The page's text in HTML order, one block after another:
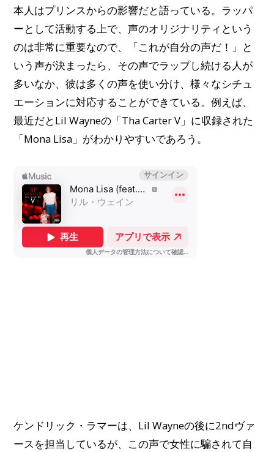
本人はプリンスからの影響だと語っている。ラッパ
ーとして活動する上で、声のオリジナリティという
のは非常に重要なので、「これが自分の声だ！」と
いう声が決まったら、その声でラップし続ける人が
多いなか、彼は多くの声を使い分け、様々なシチュ
エーションに対応することができている。例えば、
最近だとLil Wayneの「Tha Carter V」に収録された
「Mona Lisa」がわかりやすいであろう。
ケンドリック・ラマーは、Lil Wayneの後に2ndヴァ
ースを担当しているが、この声で女性に騙されて自